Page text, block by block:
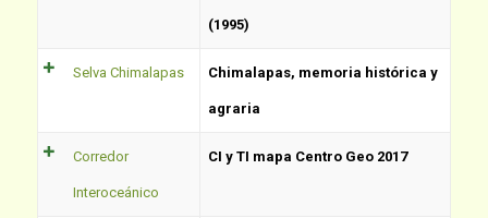
(1995)
Selva Chimalapas Chimalapas, memoria histórica y
agraria
Corredor
Interoceánico
CI y TI mapa Centro Geo 2017